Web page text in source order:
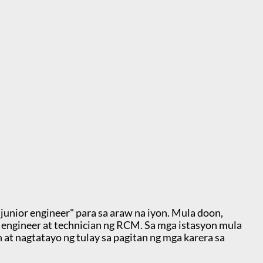
engineer" para sa araw na iyon. Mula doon,
at technician ng RCM. Sa mga istasyon mula
nagtatayo ng tulay sa pagitan ng mga karera sa